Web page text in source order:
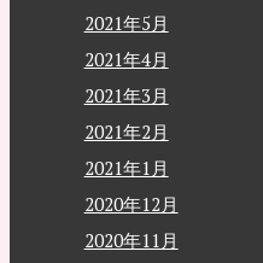
2021年5月
2021年4月
2021年3月
2021年2月
2021年1月
2020年12月
2020年11月